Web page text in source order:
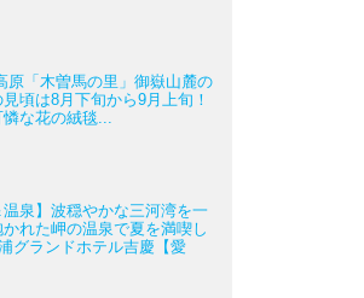
原「木曽馬の里」御嶽山麓の
頃は8月下旬から9月上旬！
な花の絨毯...
温泉】波穏やかな三河湾を一
れた岬の温泉で夏を満喫し
グランドホテル吉慶【愛